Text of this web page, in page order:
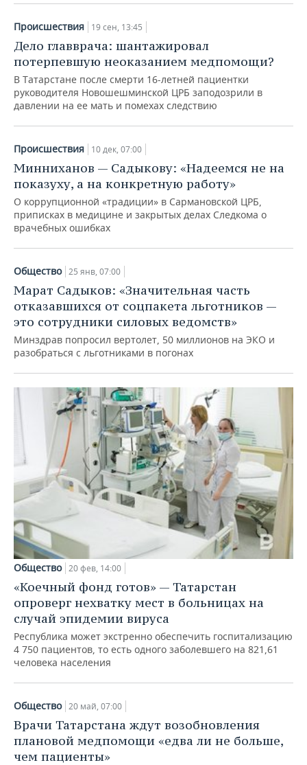
Происшествия 19 сен, 13:45
Дело главврача: шантажировал
потерпевшую неоказанием медпомощи?
В Татарстане после смерти 16-летней пациентки
руководителя Новошешминской ЦРБ заподозрили в
давлении на ее мать и помехах следствию
Происшествия 10 дек, 07:00
Минниханов — Садыкову: «Надеемся не на
показуху, а на конкретную работу»
О коррупционной «традиции» в Сармановской ЦРБ,
приписках в медицине и закрытых делах Следкома о
врачебных ошибках
Общество 25 янв, 07:00
Марат Садыков: «Значительная часть
отказавшихся от соцпакета льготников —
это сотрудники силовых ведомств»
Минздрав попросил вертолет, 50 миллионов на ЭКО и
разобраться с льготниками в погонах
Общество 20 фев, 14:00
«Коечный фонд готов» — Татарстан
опроверг нехватку мест в больницах на
случай эпидемии вируса
Республика может экстренно обеспечить госпитализацию
4 750 пациентов, то есть одного заболевшего на 821,61
человека населения
Общество 20 май, 07:00
Врачи Татарстана ждут возобновления
плановой медпомощи «едва ли не больше,
чем пациенты»